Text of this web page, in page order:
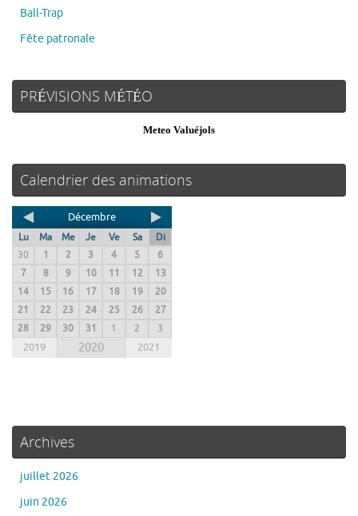
Ball-Trap
Fête patronale
PRÉVISIONS MÉTÉO
Meteo Valuéjols
Calendrier des animations
Décembre
Lu Ma Me Je Ve Sa
Di
30
1 2 3 4 5
6
7
8 9 10 11 12
13
14
15 16 17 18 19
20
21
22 23 24 25 26
27
28
29 30 31 1 2 3
2019 2020 2021
Archives
juillet 2026
juin 2026